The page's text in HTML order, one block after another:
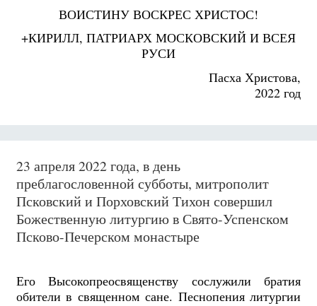
ВОИСТИНУ ВОСКРЕС ХРИСТОС!
+КИРИЛЛ, ПАТРИАРХ МОСКОВСКИЙ И ВСЕЯ
РУСИ
Пасха Христова,
2022 год
23 апреля 2022 года, в день
преблагословенной субботы, митрополит
Псковский и Порховский Тихон совершил
Божественную литургию в Свято-Успенском
Псково-Печерском монастыре
Его Высокопреосвященству сослужили братия
обители в священном сане. Песнопения литургии